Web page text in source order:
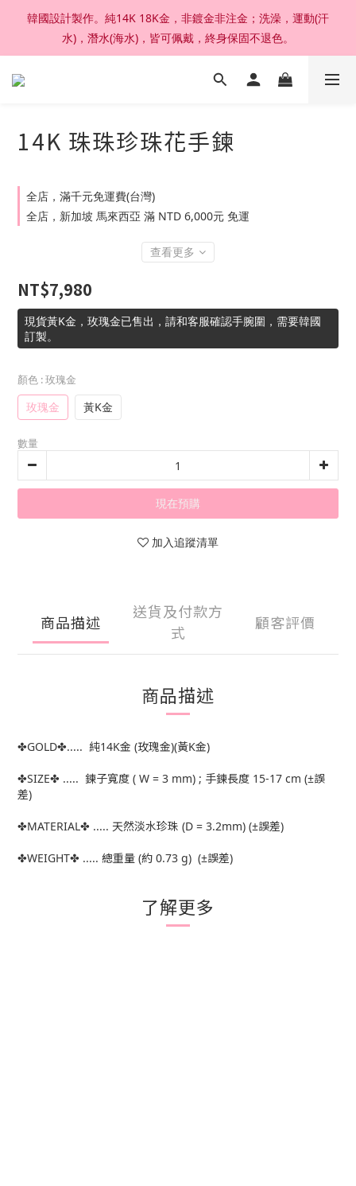
加入官網會員，結帳享92折扣 ; 滿六千刷卡分期零利率。
韓國設計製作。純14K 18K金，非鍍金非注金；洗澡，運動(汗
水)，潛水(海水)，皆可佩戴，終身保固不退色。
加入官網會員，結帳享92折扣 ; 滿六千刷卡分期零利率。
14K 珠珠珍珠花手鍊
全店，滿千元免運費(台灣)
全店，新加坡 馬來西亞 滿 NTD 6,000元 免運
查看更多
NT$7,980
現貨黃K金，玫瑰金已售出，請和客服確認手腕圍，需要韓國
訂製。
顏色 : 玫瑰金
玫瑰金 黃K金
數量
現在預購
加入追蹤清單
商品描述
送貨及付款方
式
顧客評價
商品描述
✤GOLD✤..... 純14K金 (玫瑰金)(黃K金)
✤SIZE✤ ..... 鍊子寬度 ( W = 3 mm) ; 手鍊長度 15-17 cm (±誤
差)
✤MATERIAL✤ ..... 天然淡水珍珠 (D = 3.2mm) (±誤差)
✤WEIGHT✤ ..... 總重量 (約 0.73 g) (±誤差)
了解更多